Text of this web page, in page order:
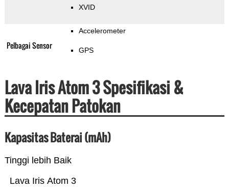
XVID
Pelbagai Sensor
Accelerometer
GPS
Lava Iris Atom 3 Spesifikasi &
Kecepatan Patokan
Kapasitas Baterai (mAh)
Tinggi lebih Baik
Lava Iris Atom 3